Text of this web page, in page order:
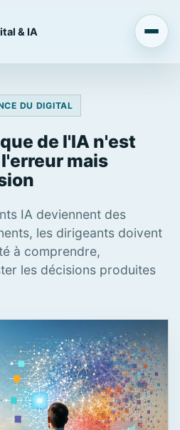
& IA
DU DIGITAL
de l'IA n'est
mais
IA deviennent des
les dirigeants doivent
à comprendre,
les décisions produites